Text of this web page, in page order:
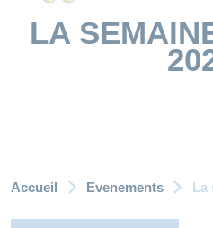
LA
Accueil Evenements La